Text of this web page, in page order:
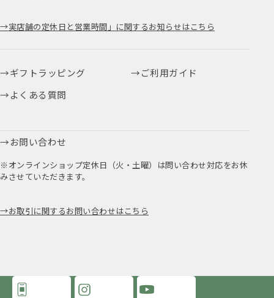
実店舗の定休日と営業時間」に関するお知らせはこちら
ギフトラッピング
ご利用ガイド
よくある質問
お問い合わせ
※オンラインショップ定休日（火・土曜）は問い合わせ対応をお休
みさせていただきます。
お取引に関するお問い合わせはこちら